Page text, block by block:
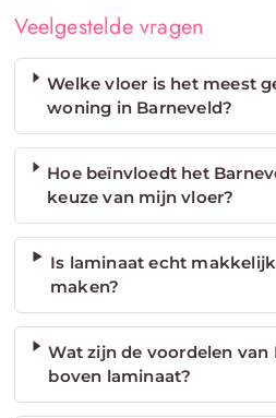
Veelgestelde vragen
Welke vloer is het meest
woning in Barneveld?
Hoe beïnvloedt het
keuze van mijn vloer?
Is laminaat echt
maken?
Wat zijn de voordelen van
boven laminaat?